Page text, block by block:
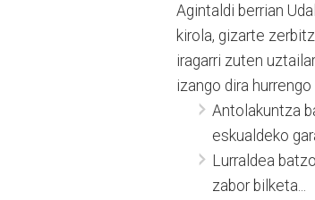
Agintaldi berrian
kirola, gizarte
iragarri zuten
izango dira
Antolakuntza
eskualdeko
Lurraldea
zabor bilketa...